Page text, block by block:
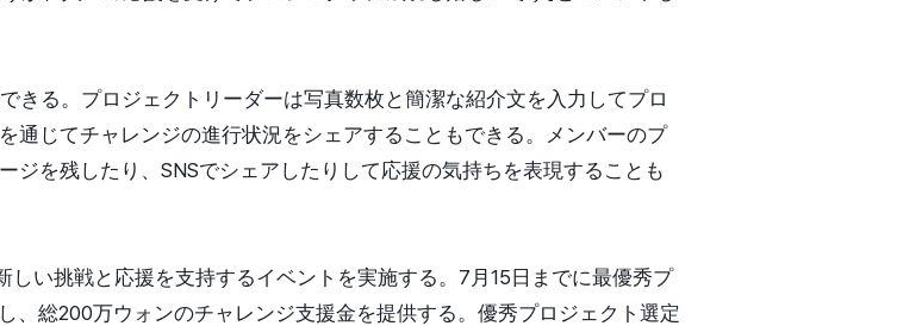
きる。プロジェクトリーダーは写真数枚と簡潔な紹介文を入力してプロ
通じてチャレンジの進行状況をシェアすることもできる。メンバーのプ
ジを残したり、SNSでシェアしたりして応援の気持ちを表現することも
い挑戦と応援を支持するイベントを実施する。7月15日までに最優秀プ
、総200万ウォンのチャレンジ支援金を提供する。優秀プロジェクト選定